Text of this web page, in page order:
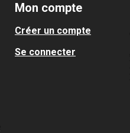
Mon compte
Créer un compte
Se connecter